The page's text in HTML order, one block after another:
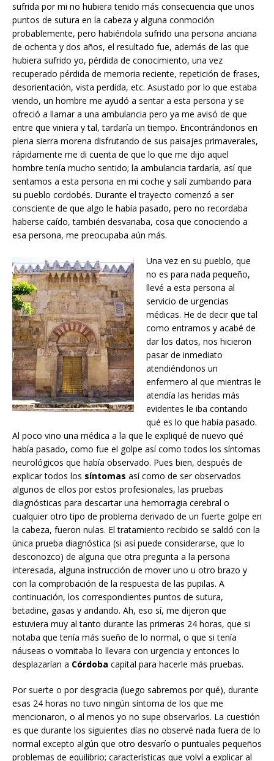
sufrida por mi no hubiera tenido más consecuencia que unos
puntos de sutura en la cabeza y alguna conmoción
probablemente, pero habiéndola sufrido una persona anciana
de ochenta y dos años, el resultado fue, además de las que
hubiera sufrido yo, pérdida de conocimiento, una vez
recuperado pérdida de memoria reciente, repetición de frases,
desorientación, vista perdida, etc. Asustado por lo que estaba
viendo, un hombre me ayudó a sentar a esta persona y se
ofreció a llamar a una ambulancia pero ya me avisó de que
entre que viniera y tal, tardaría un tiempo. Encontrándonos en
plena sierra morena disfrutando de sus paisajes primaverales,
rápidamente me di cuenta de que lo que me dijo aquel
hombre tenía mucho sentido; la ambulancia tardaría, así que
sentamos a esta persona en mi coche y salí zumbando para
su pueblo cordobés. Durante el trayecto comenzó a ser
consciente de que algo le había pasado, pero no recordaba
haberse caído, también desvariaba, cosa que conociendo a
esa persona, me preocupaba aún más.
Una vez en su pueblo, que
no es para nada pequeño,
llevé a esta persona al
servicio de urgencias
médicas. He de decir que tal
como entramos y acabé de
dar los datos, nos hicieron
pasar de inmediato
atendiéndonos un
enfermero al que mientras le
atendía las heridas más
evidentes le iba contando
qué es lo que había pasado.
Al poco vino una médica a la que le expliqué de nuevo qué
había pasado, como fue el golpe así como todos los síntomas
neurológicos que había observado. Pues bien, después de
explicar todos los síntomas así como de ser observados
algunos de ellos por estos profesionales, las pruebas
diagnósticas para descartar una hemorragia cerebral o
cualquier otro tipo de problema derivado de un fuerte golpe en
la cabeza, fueron nulas. El tratamiento recibido se saldó con la
única prueba diagnóstica (si así puede considerarse, que lo
desconozco) de alguna que otra pregunta a la persona
interesada, alguna instrucción de mover uno u otro brazo y
con la comprobación de la respuesta de las pupilas. A
continuación, los correspondientes puntos de sutura,
betadine, gasas y andando. Ah, eso sí, me dijeron que
estuviera muy al tanto durante las primeras 24 horas, que si
notaba que tenía más sueño de lo normal, o que si tenía
náuseas o vomitaba lo llevara con urgencia y entonces lo
desplazarían a Córdoba capital para hacerle más pruebas.
Por suerte o por desgracia (luego sabremos por qué), durante
esas 24 horas no tuvo ningún síntoma de los que me
mencionaron, o al menos yo no supe observarlos. La cuestión
es que durante los siguientes días no observé nada fuera de lo
normal excepto algún que otro desvarío o puntuales pequeños
problemas de equilibrio; características que volví a explicar al